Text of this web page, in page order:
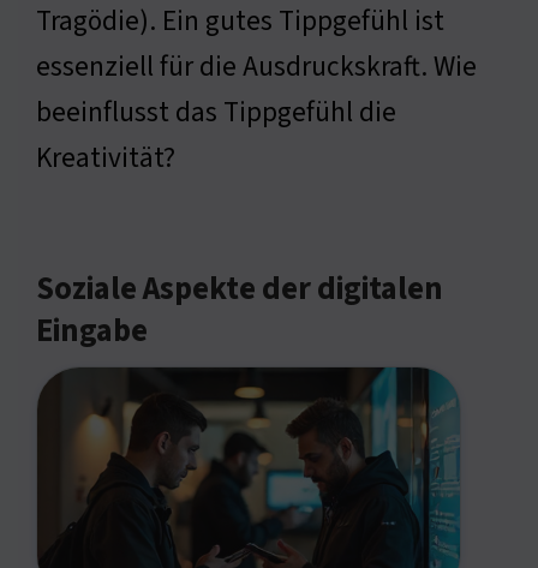
Tragödie). Ein gutes Tippgefühl ist
essenziell für die Ausdruckskraft. Wie
beeinflusst das Tippgefühl die
Kreativität?
Soziale Aspekte der digitalen
Eingabe